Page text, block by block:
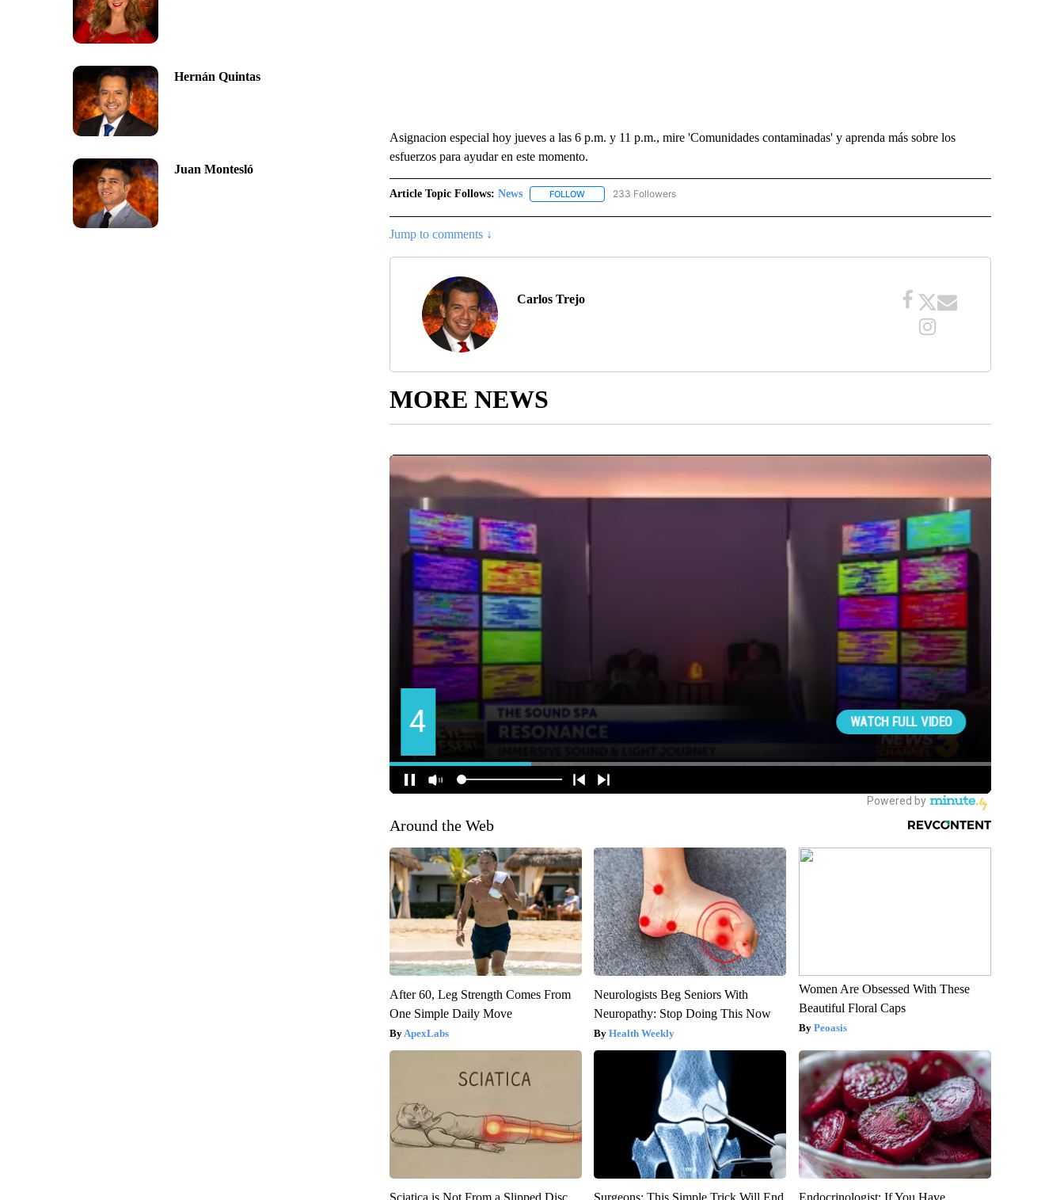
Hernán Quintas
Juan Montesló
Asignacion especial hoy jueves a las 6 p.m. y 11 p.m., mire 'Comunidades contaminadas' y aprenda más sobre los
esfuerzos para ayudar en este momento.
Article Topic Follows: News FOLLOWFOLLOW "NEWS" TO RECEIVE NOTIFICATIONS ABOUT NEW PAGES ON "NEWS".
233 Followers
Jump to comments ↓
Carlos Trejo
MORE NEWS
Around the Web
After 60, Leg Strength Comes From
One Simple Daily Move
ApexLabs
Neurologists Beg Seniors With
Neuropathy: Stop Doing This Now
Health Weekly
Women Are Obsessed With These
Beautiful Floral Caps
Peoasis
Sciatica is Not From a Slipped Disc. Surgeons: This Simple Trick Will End Endocrinologist: If You Have